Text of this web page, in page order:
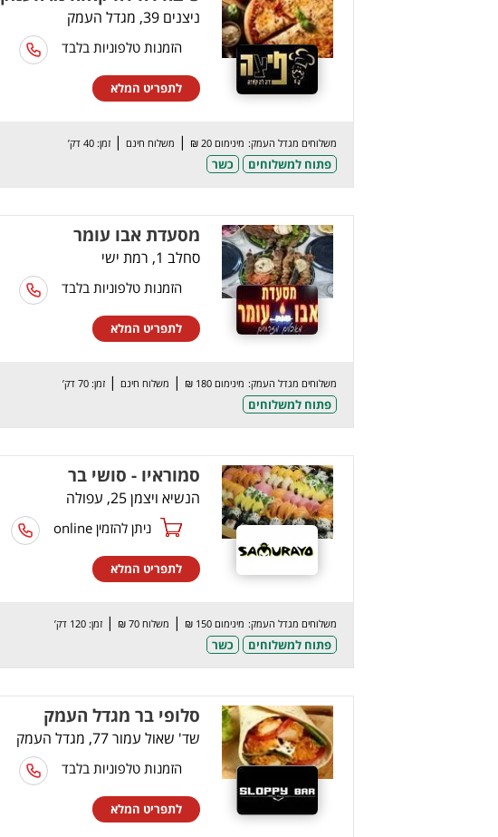
ניצנים 39, מגדל העמק
הזמנות טלפוניות בלבד
לתפריט המלא
משלוחים מגדל העמק: מינימום 20 ₪ | משלוח חינם | זמן: 40 דק’
פתוח למשלוחים כשר
מסעדת אבו עומר
סחלב 1, רמת ישי
הזמנות טלפוניות בלבד
לתפריט המלא
משלוחים מגדל העמק: מינימום 180 ₪ | משלוח חינם | זמן: 70 דק’
פתוח למשלוחים
סמוראיו - סושי בר
הנשיא ויצמן 25, עפולה
ניתן להזמין online
לתפריט המלא
משלוחים מגדל העמק: מינימום 150 ₪ | משלוח 70 ₪ | זמן: 120 דק’
פתוח למשלוחים כשר
סלופי בר מגדל העמק
שד' שאול עמור 77, מגדל העמק
הזמנות טלפוניות בלבד
לתפריט המלא